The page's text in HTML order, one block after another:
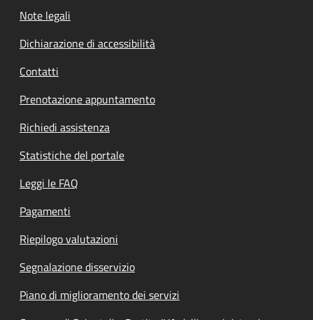
Note legali
Dichiarazione di accessibilità
Contatti
Prenotazione appuntamento
Richiedi assistenza
Statistiche del portale
Leggi le FAQ
Pagamenti
Riepilogo valutazioni
Segnalazione disservizio
Piano di miglioramento dei servizi